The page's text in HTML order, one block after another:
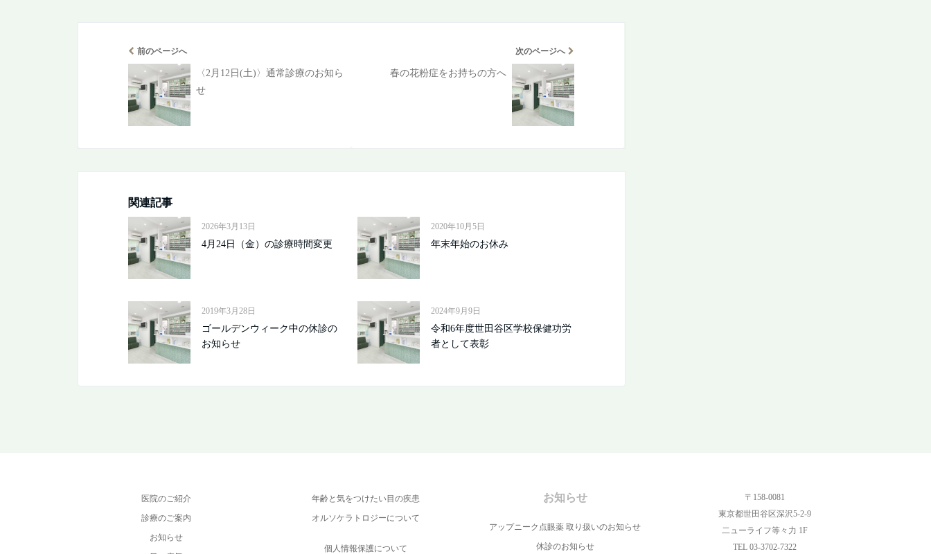
前のページへ
〈2月12日(土)〉通常診療のお知ら
せ
次のページへ
春の花粉症をお持ちの方へ
関連記事
2026年3月13日
4月24日（金）の診療時間変更
2020年10月5日
年末年始のお休み
2019年3月28日
ゴールデンウィーク中の休診の
お知らせ
2024年9月9日
令和6年度世田谷区学校保健功労
者として表彰
医院のご紹介
診療のご案内
お知らせ
年齢と気をつけたい目の疾患
オルソケラトロジーについて
個人情報保護について
お知らせ
アップニーク点眼薬 取り扱いのお知らせ
休診のお知らせ
〒158-0081
東京都世田谷区深沢5-2-9
二ューライフ等々力 1F
TEL 03-3702-7322